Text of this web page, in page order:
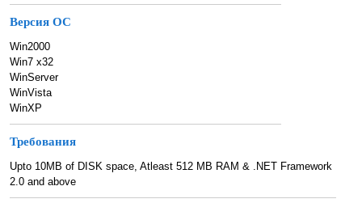
Версия ОС
Win2000
Win7 x32
WinServer
WinVista
WinXP
Требования
Upto 10MB of DISK space, Atleast 512 MB RAM & .NET Framework
2.0 and above